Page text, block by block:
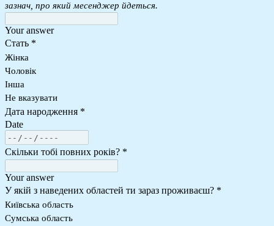
зазнач, про який месенджер йдеться.
Your answer
Стать *
Жінка
Чоловік
Інша
Не вказувати
Дата народження *
Date
Скільки тобі повних років? *
Your answer
У якій з наведених областей ти зараз проживаєш? *
Київська область
Сумська область